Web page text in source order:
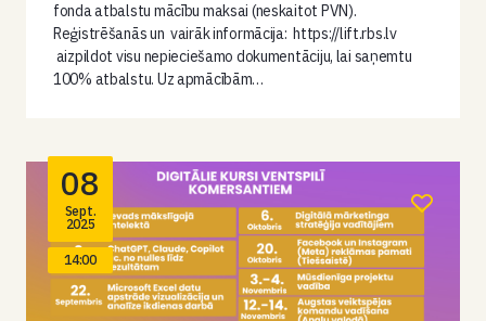
fonda atbalstu mācību maksai (neskaitot PVN).
Reģistrēšanās un vairāk informācija: https://lift.rbs.lv
aizpildot visu nepieciešamo dokumentāciju, lai saņemtu
100% atbalstu. Uz apmācībām…
08
Sept.
2025
14:00